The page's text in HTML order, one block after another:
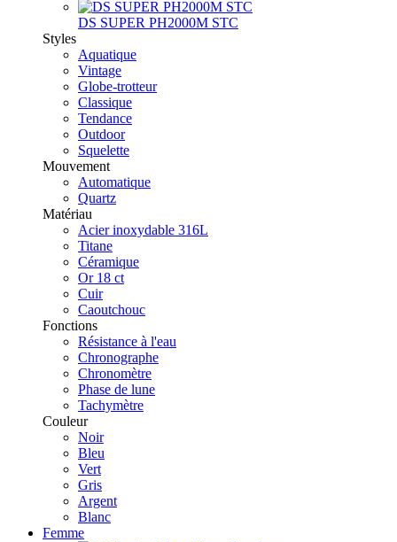
DS SUPER PH2000M STC
Styles
Aquatique
Vintage
Globe-trotteur
Classique
Tendance
Outdoor
Squelette
Mouvement
Automatique
Quartz
Matériau
Acier inoxydable 316L
Titane
Céramique
Or 18 ct
Cuir
Caoutchouc
Fonctions
Résistance à l'eau
Chronographe
Chronomètre
Phase de lune
Tachymètre
Couleur
Noir
Bleu
Vert
Gris
Argent
Blanc
Femme